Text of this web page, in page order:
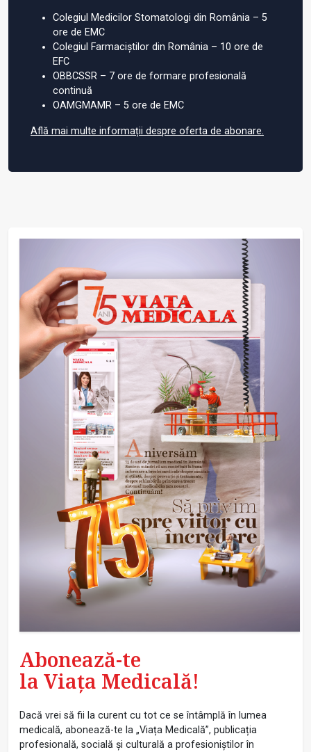
Colegiul Medicilor Stomatologi din România – 5
ore de EMC
Colegiul Farmaciștilor din România – 10 ore de
EFC
OBBCSSR – 7 ore de formare profesională
continuă
OAMGMAMR – 5 ore de EMC
Află mai multe informații despre oferta de abonare.
Abonează-te
la Viața Medicală!
Dacă vrei să fii la curent cu tot ce se întâmplă în lumea
medicală, abonează-te la „Viața Medicală”, publicația
profesională, socială și culturală a profesioniștilor în